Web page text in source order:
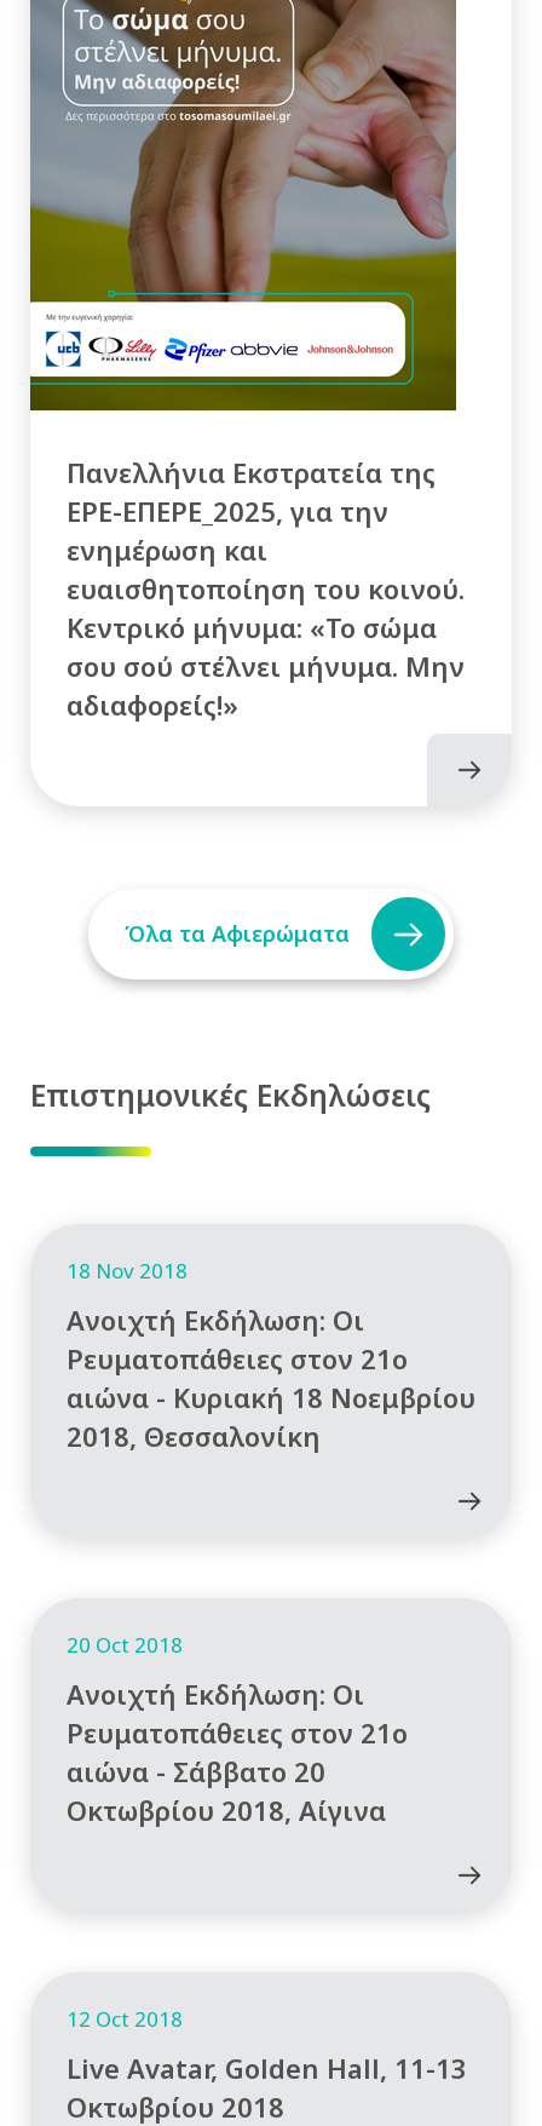
Πανελλήνια Εκστρατεία της
ΕΡΕ-ΕΠΕΡΕ_2025, για την
ενημέρωση και
ευαισθητοποίηση του κοινού.
Κεντρικό μήνυμα: «Το σώμα
σου σού στέλνει μήνυμα. Μην
αδιαφορείς!»
Όλα τα Αφιερώματα
Επιστημονικές Εκδηλώσεις
18 Nov 2018
Ανοιχτή Εκδήλωση: Οι
Ρευματοπάθειες στον 21ο
αιώνα - Κυριακή 18 Νοεμβρίου
2018, Θεσσαλονίκη
20 Oct 2018
Ανοιχτή Εκδήλωση: Οι
Ρευματοπάθειες στον 21ο
αιώνα - Σάββατο 20
Οκτωβρίου 2018, Αίγινα
12 Oct 2018
Live Avatar, Golden Hall, 11-13
Οκτωβρίου 2018